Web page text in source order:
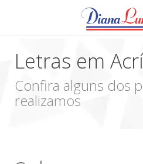
Letras em
Confira alguns dos
realizamos